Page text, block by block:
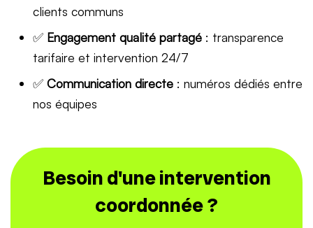
clients communs
✅ Engagement qualité partagé : transparence
tarifaire et intervention 24/7
✅ Communication directe : numéros dédiés entre
nos équipes
Besoin d'une intervention
coordonnée ?